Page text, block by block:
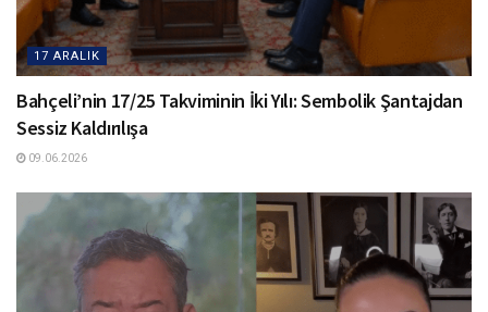
17 ARALIK
Bahçeli’nin 17/25 Takviminin İki Yılı: Sembolik Şantajdan
Sessiz Kaldırılışa
09.06.2026